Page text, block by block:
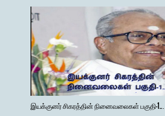
இயக்குனர் சிகரத்தின் நினைவலைகள் பகுதி-1..…